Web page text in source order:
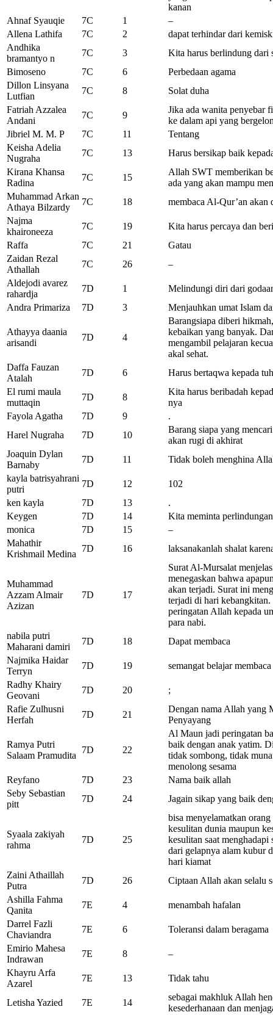
kanan
Ahnaf Syauqie
7C 1
–
Allena Lathifa
7C 2
dapat terhindar dari
Andhika
bramantyo n
7C 3
Kita harus berlindung dari
Bimoseno
7C 6
Perbedaan agama
Dillon Linsyana
Lutfian
7C 8
Solat duha
Fatriah Azzalea
Andani
7C 9
Jika ada wanita penyebar
ke dalam api yang
Jibriel M. M. P
7C 11
Tentang
Keisha Adelia
Nugraha
7C 13
Harus bersikap baik
Kirana Khansa
Radina
7C 15
Allah SWT memberikan
ada yang akan mampu
Muhammad Arkan
Athaya Bilzardy
7C 18
membaca Al-Qur’an akan
Najma
khaironeeza
7C 19
Kita harus percaya dan
Raffa
7C 21
Gatau
Zaidan Rezal
Athallah
7C 26
–
Aldejodi avarez
rahardja
7D 1
Melindungi diri dari
Andra Primariza
7D 3 Menjauhkan umat Islam
Athayya daania
arisandi
7D 4
Barangsiapa diberi
kebaikan yang banyak.
mengambil pelajaran
akal sehat.
Daffa Fauzan
Atalah
7D 6
Harus bertaqwa kepada
El rumi maula
muttaqin
7D 8
Kita harus beribadah
nya
Fayola Agatha
7D 9
.
Harel Nugraha
7D 10
Barang siapa yang
akan rugi di akhirat
Joaquin Dylan
Barnaby
7D 11
Tidak boleh menghina
kayla batrisyahrani
putri
7D 12
102
ken kayla
7D 13
.
Keygen
7D 14
Kita meminta
monica
7D 15
–
Mahathir
Krishmail Medina
7D 16 laksanakanlah shalat
Muhammad
Azzam Almair
Azizan
7D 17
Surat Al-Mursalat
menegaskan bahwa
akan terjadi. Surat ini
terjadi di hari
peringatan Allah kepada
para nabi.
nabila putri
Maharani damiri
7D 18
Dapat membaca
Najmika Haidar
Terryn
7D 19
semangat belajar
Radhy Khairy
Geovani
7D 20
;
Rafie Zulhusni
Herfah
7D 21
Dengan nama Allah yang
Penyayang
Ramya Putri
Salaam Pramudita
7D 22
Al Maun jadi peringatan
baik dengan anak yatim.
tidak sombong, tidak
menolong sesama
Reyfano
7D 23
Nama baik allah
Seby Sebastian
pitt
7D 24 Jagain sikap yang baik
Syaala zakiyah
rahma
7D 25
bisa menyelamatkan
kesulitan dunia maupun
kesulitan saat
dari gelapnya alam kubur
hari kiamat
Zaini Athaillah
Putra
7D 26
Ciptaan Allah akan selalu
Ashilla Fahma
Qanita
7E 4
menambah hafalan
Darrel Fazli
Chaviandra
7E 6
Toleransi dalam beragama
Emirio Mahesa
Indrawan
7E 8
–
Khayru Arfa
Azarel
7E 13 Tidak tahu
Letisha Yazied 7E 14
sebagai makhluk Allah
kesederhanaan dan